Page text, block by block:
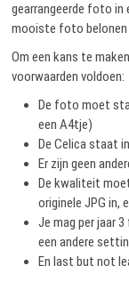
gearrangeerde foto in
mooiste foto belonen
Om een kans te
voorwaarden voldoen:
De foto moet
een A4tje)
De Celica staat
Er zijn geen
De kwaliteit
originele JPG in,
Je mag per jaar
een andere
En last but not